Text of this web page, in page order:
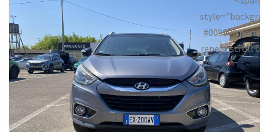
#009900 none
repeat scroll 0